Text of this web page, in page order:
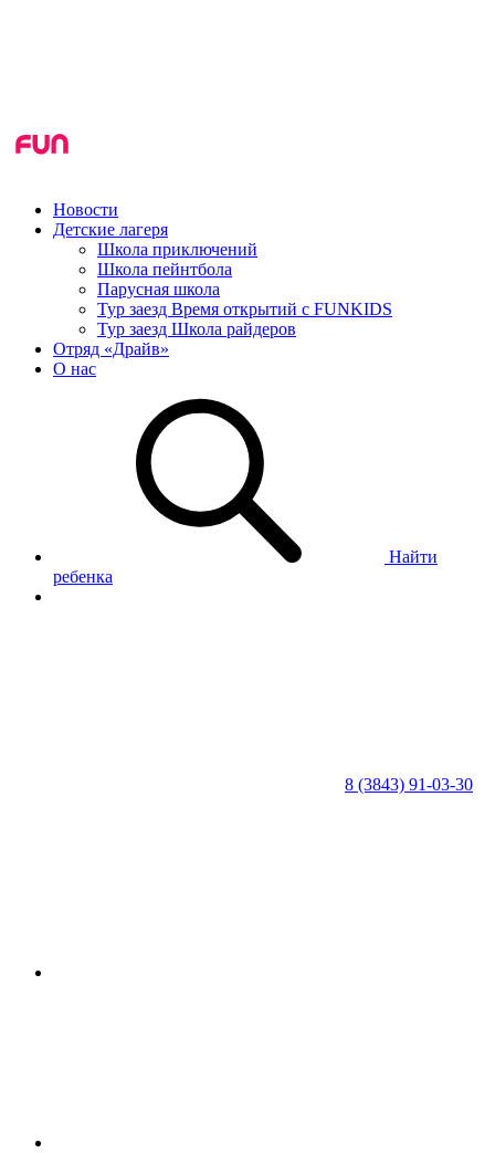
Новости
Детские лагеря
Школа приключений
Школа пейнтбола
Парусная школа
Тур заезд Время открытий с FUNKIDS
Тур заезд Школа райдеров
Отряд «Драйв»
О нас
Найти
ребенка
8 (3843) 91-03-30